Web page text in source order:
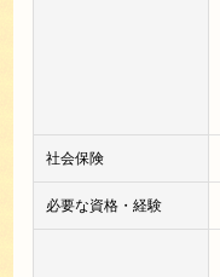
社会保険
必要な資格・経験